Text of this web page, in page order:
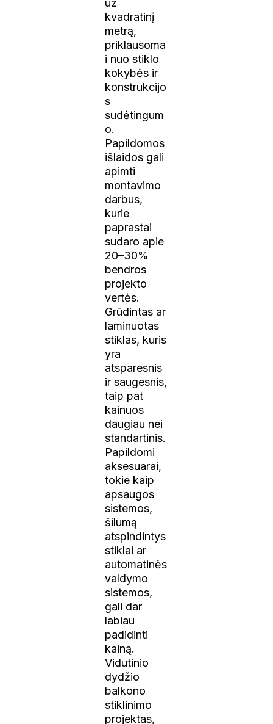
už
kvadratinį
metrą,
priklausoma
i nuo stiklo
kokybės ir
konstrukcijo
s
sudėtingum
o.
Papildomos
išlaidos gali
apimti
montavimo
darbus,
kurie
paprastai
sudaro apie
20–30%
bendros
projekto
vertės.
Grūdintas ar
laminuotas
stiklas, kuris
yra
atsparesnis
ir saugesnis,
taip pat
kainuos
daugiau nei
standartinis.
Papildomi
aksesuarai,
tokie kaip
apsaugos
sistemos,
šilumą
atspindintys
stiklai ar
automatinės
valdymo
sistemos,
gali dar
labiau
padidinti
kainą.
Vidutinio
dydžio
balkono
stiklinimo
projektas,